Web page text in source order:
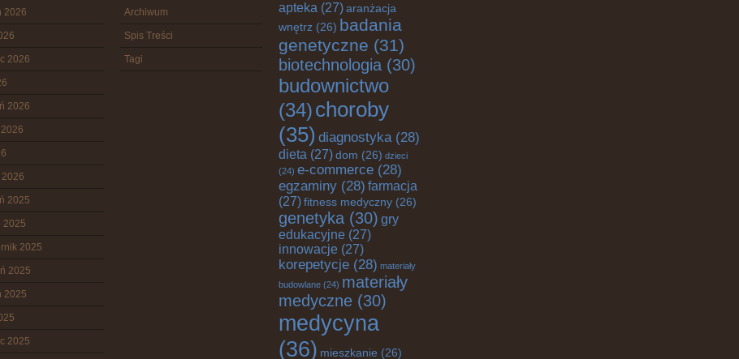
2026
2026
2026
2025
2025
2025
2025
2025
2025
Archiwum
Spis Treści
Tagi
apteka (27) aranżacja
wnętrz (26) badania
genetyczne (31)
biotechnologia (30)
budownictwo
(34)choroby
(35) diagnostyka(28)
dieta (27) dom (26) dzieci
(24) e-commerce (28)
egzaminy (28) farmacja
(27) fitness medyczny (26)
genetyka (30) gry
edukacyjne (27)
innowacje (27)
korepetycje (28) materiały
budowlane (24) materiały
medyczne (30)
medycyna
(36) mieszkanie (26)